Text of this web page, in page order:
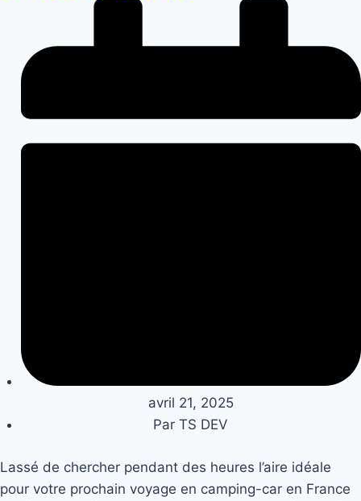
avril 21, 2025
Par TS DEV
Lassé de chercher pendant des heures l’aire idéale
pour votre prochain voyage en camping-car en France